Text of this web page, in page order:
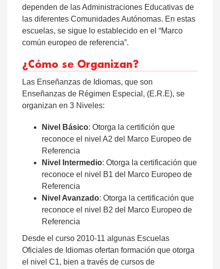
dependen de las Administraciones Educativas de
las diferentes Comunidades Autónomas. En estas
escuelas, se sigue lo establecido en el “Marco
común europeo de referencia”.
¿Cómo se Organizan?
Las Enseñanzas de Idiomas, que son
Enseñanzas de Régimen Especial, (E.R.E), se
organizan en 3 Niveles:
Nivel Básico: Otorga la certifición que
reconoce el nivel A2 del Marco Europeo de
Referencia
Nivel Intermedio: Otorga la certificación que
reconoce el nivel B1 del Marco Europeo de
Referencia
Nivel Avanzado: Otorga la certificación que
reconoce el nivel B2 del Marco Europeo de
Referencia
Desde el curso 2010-11 algunas Escuelas
Oficiales de Idiomas ofertan formación que otorga
el nivel C1, bien a través de cursos de